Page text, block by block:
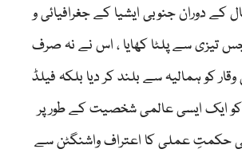
دوران جنوبی ایشیا کے جغرافیائی و
سے پلٹا کھایا ، اس نے نہ صرف
کو ہمالیہ سے بلند کر دیا بلکہ فیلڈ
ایک ایسی عالمی شخصیت کے طور پر
حکمتِ عملی کا اعتراف واشنگٹن سے